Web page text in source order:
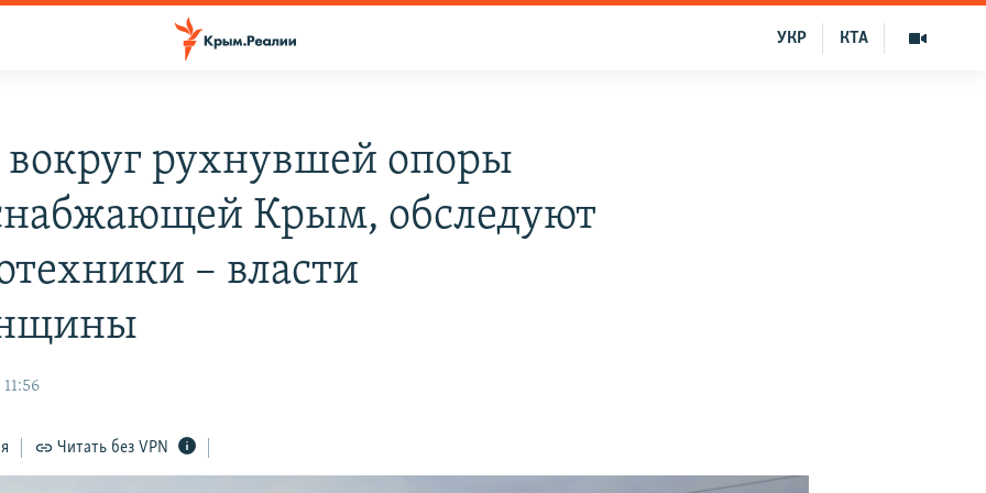
КТА
УКР
рухнувшей опоры
Крым, обследуют
– власти
Читать без VPN